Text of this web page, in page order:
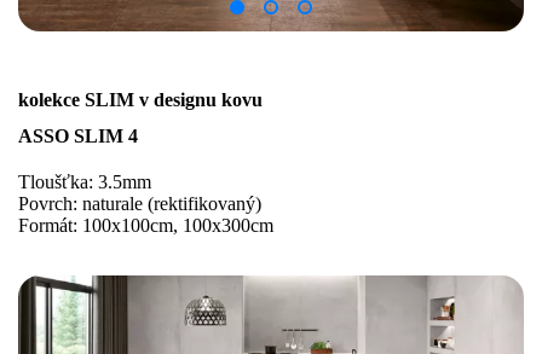
kolekce SLIM v designu kovu
ASSO SLIM 4
Tloušťka: 3.5mm
Povrch: naturale (rektifikovaný)
Formát: 100x100cm, 100x300cm